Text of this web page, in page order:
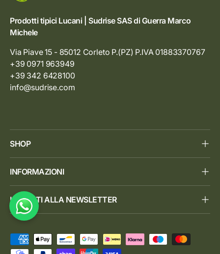
Prodotti tipici Lucani | Sudrise SAS di Guerra Marco
Michele
Via Piave 15 - 85012 Corleto P.(PZ) P.IVA 01883370767
+39 0971 963949
+39 342 6428100
info@sudrise.com
SHOP
INFORMAZIONI
ISCRIVITI ALLA NEWSLETTER
Metodi di pagamento accettati